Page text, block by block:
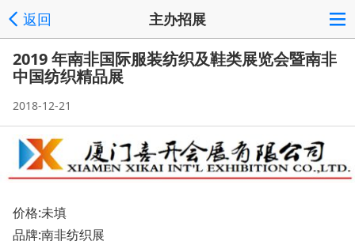
返回 主办招展
2019 年南非国际服装纺织及鞋类展览会暨南非
中国纺织精品展
2018-12-21
价格:未填
品牌:南非纺织展